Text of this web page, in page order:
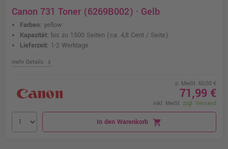
Canon 731 Toner (6269B002) · Gelb
Farben: yellow
Kapazität: bis zu 1500 Seiten (ca. 4,8 Cent / Seite)
Lieferzeit: 1-2 Werktage
mehr Details chevron_right
o. MwSt. 60,50 €
71,99 €
inkl. MwSt. zzgl. Versand
In den Warenkorb shopping_cart